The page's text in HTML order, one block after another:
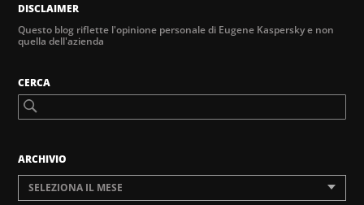
DISCLAIMER
Questo blog riflette l'opinione personale di Eugene Kaspersky e non
quella dell'azienda
CERCA
ARCHIVIO
SELEZIONA IL MESE